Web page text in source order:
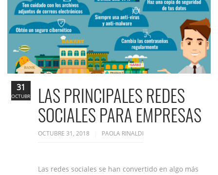
LAS PRINCIPALES REDES
SOCIALES PARA EMPRESAS
OCTUBRE 31, 2018 PAOLA RINALDI
Las redes sociales se han convertido en algo más
31
OCTUBRE